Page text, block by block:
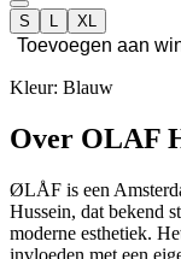
S L XL
Toevoegen aan
Kleur: Blauw
Over OLAF
ØLÅF is een
Hussein, dat bekend
moderne esthetiek.
invloeden met een